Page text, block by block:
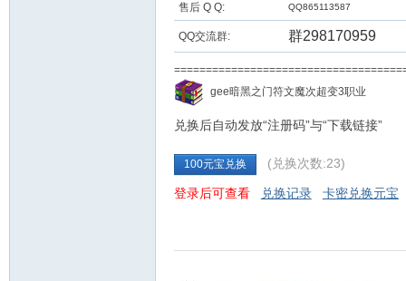
售后 Q Q: QQ865113587
QQ交流群: 群298170959
gee暗黑之门符文魔次超变3职业
兑换后自动发放“注册码”与“下载链接”
100元宝兑换 (兑换次数:23)
登录后可查看 兑换记录 卡密兑换元宝